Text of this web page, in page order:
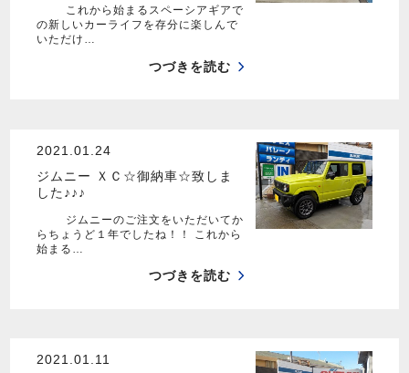
これから始まるスペーシアギアで
の新しいカーライフを存分に楽しんで
いただけ…
つづきを読む
2021.01.24
ジムニー ＸＣ☆御納車☆致しま
した♪♪♪
ジムニーのご注文をいただいてか
らちょうど１年でしたね！！ これから
始まる…
つづきを読む
2021.01.11